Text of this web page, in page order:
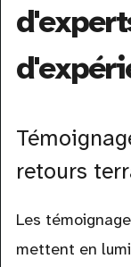
retours
Les
mettent en